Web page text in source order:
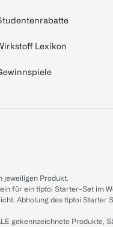
Lexikon
jeweiligen Produkt.
für ein tiptoi Starter-Set
Abholung des tiptoi
gekennzeichnete